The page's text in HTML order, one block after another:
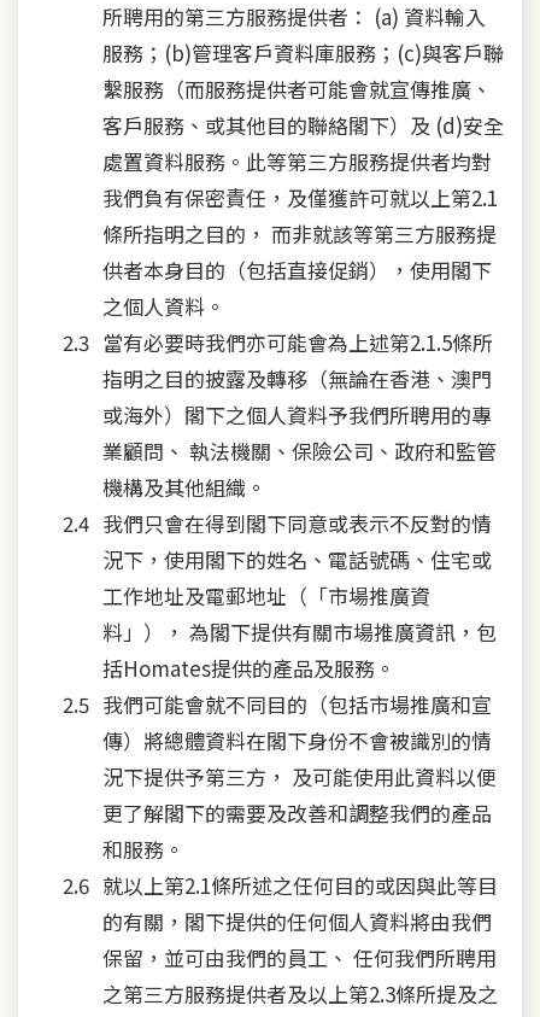
所聘用的第三方服務提供者： (a) 資料輸入
服務；(b)管理客戶資料庫服務；(c)與客戶聯
繫服務（而服務提供者可能會就宣傳推廣、
客戶服務、或其他目的聯絡閣下）及 (d)安全
處置資料服務。此等第三方服務提供者均對
我們負有保密責任，及僅獲許可就以上第2.1
條所指明之目的， 而非就該等第三方服務提
供者本身目的（包括直接促銷），使用閣下
之個人資料。
當有必要時我們亦可能會為上述第2.1.5條所
指明之目的披露及轉移（無論在香港、澳門
或海外）閣下之個人資料予我們所聘用的專
業顧問、 執法機關、保險公司、政府和監管
機構及其他組織。
我們只會在得到閣下同意或表示不反對的情
況下，使用閣下的姓名、電話號碼、住宅或
工作地址及電郵地址（「市場推廣資
料」）， 為閣下提供有關市場推廣資訊，包
括Homates提供的產品及服務。
我們可能會就不同目的（包括市場推廣和宣
傳）將總體資料在閣下身份不會被識別的情
況下提供予第三方， 及可能使用此資料以便
更了解閣下的需要及改善和調整我們的產品
和服務。
就以上第2.1條所述之任何目的或因與此等目
的有關，閣下提供的任何個人資料將由我們
保留，並可由我們的員工、 任何我們所聘用
之第三方服務提供者及以上第2.3條所提及之